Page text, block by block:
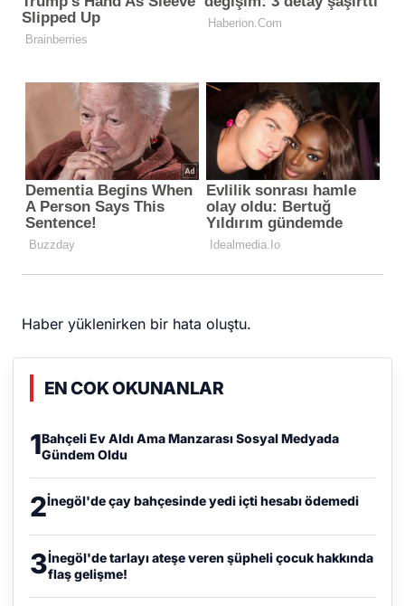
Haber yüklenirken bir hata oluştu.
EN COK OKUNANLAR
1Bahçeli Ev Aldı Ama Manzarası Sosyal Medyada
Gündem Oldu
2İnegöl'de çay bahçesinde yedi içti hesabı ödemedi
3İnegöl'de tarlayı ateşe veren şüpheli çocuk hakkında
flaş gelişme!